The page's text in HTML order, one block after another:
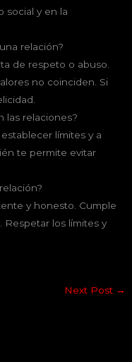
social y en la
relación?
de respeto o abuso.
no coinciden. Si
las relaciones?
límites y a
te permite evitar
y honesto. Cumple
Respetar los límites y
Next Post →